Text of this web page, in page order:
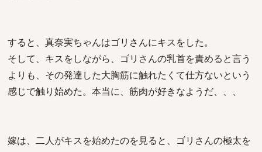
すると、真奈実ちゃんはゴリさんにキスをした。
そして、キスをしながら、ゴリさんの乳首を責めると言う
よりも、その発達した大胸筋に触れたくて仕方ないという
感じで触り始めた。本当に、筋肉が好きなようだ、、、
嫁は、二人がキスを始めたのを見ると、ゴリさんの極太を